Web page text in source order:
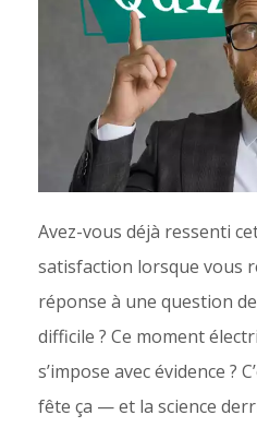
Avez-vous déjà ressenti
satisfaction lorsque vous
réponse à une question
difficile ? Ce moment
s’impose avec évidence ?
fête ça — et la science